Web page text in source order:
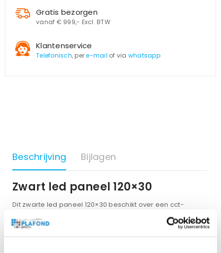
Gratis bezorgen
vanaf € 999,- Excl. BTW
Klantenservice
Telefonisch, pere-mail of via whatsapp
Beschrijving Bijlagen
Zwart led paneel 120×30
Dit zwarte led paneel 120×30 beschikt over een cct-
schakelaar waarmee dit witkleur eenmalig is in te stellen.
Hierdoor is het paneel geschikt voor alle situaties. De